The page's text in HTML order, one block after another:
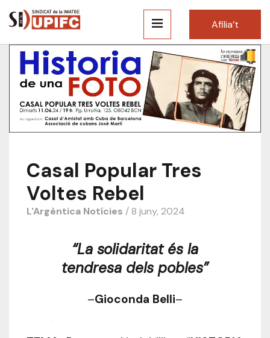
Afilia’t
Casal Popular Tres
Voltes Rebel
L'Argèntica Notícies / 8 juny, 2024
“La solidaritat és la
tendresa dels pobles”
–Gioconda Belli–
.